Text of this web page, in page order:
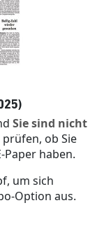
Sie sind nicht
ob Sie
haben.
um sich
Option aus.